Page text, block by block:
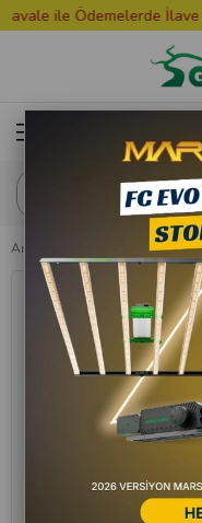
ile Ödemelerde İlave %3
Anasayfa Torf ve Toprak